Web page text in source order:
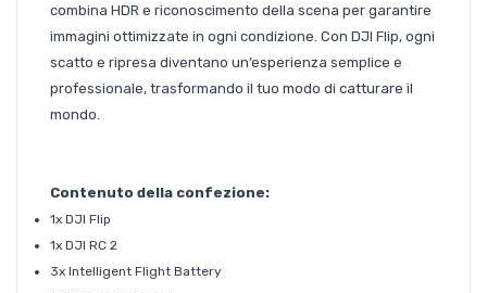
combina HDR e riconoscimento della scena per garantire
immagini ottimizzate in ogni condizione. Con DJI Flip, ogni
scatto e ripresa diventano un’esperienza semplice e
professionale, trasformando il tuo modo di catturare il
mondo.
Contenuto della confezione:
1x DJI Flip
1x DJI RC 2
3x Intelligent Flight Battery